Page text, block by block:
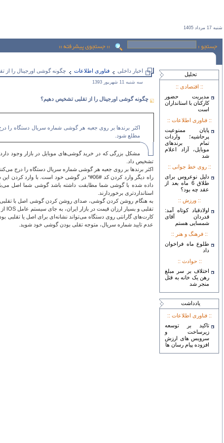
شنبه 17 مرداد 1405
اخبار داخلی فناوری اطلاعات چگونه گوشی اورجینال را از
سه شنبه 11 شهريور 1393
چگونه گوشی اورجینال را از تقلبی تشخیص دهیم؟
اکثر برندها بر روی جعبه هر گوشی شماره سریال دستگاه را
مطلع شود.
مشکل بزرگی که در خرید گوشی‌های موبایل در بازار وجود
تشخیص داد.
اکثر برندها بر روی جعبه هر گوشی شماره سریال دستگاه را درج
داده شده با گوشی شما مطابقت داشته باشد گوشی شما اصل
استانداردتری برخوردارند.
تقلبی و بسیار ارزان قیمت در بازار ایران، به جای سیستم عامل IOS از سیستم عامل ANDROID استفاده می‌شود.
کارت‌های گارانتی روی دستگاه می‌تواند نشانه‌ای برای اصل یا
عدم تایید شماره سریال، متوجه تقلی بودن گوشی خود شوید.
تحليل
:: اقتصادی ::
مدیریت حضور
کارکنان با استانداران
است
:: فناوری اطلاعات ::
پایان ممنوعیت
پرحاشیه؛ واردات
تمام برندهای
موبایل، آزاد اعلام
شد
:: روی خط جوانی ::
دلیل نوعروس برای
طلاق 6 ماه بعد از
عقد چه بود؟
:: ورزش ::
اولادقباد کوتاه آمد:
قدردان آقای
شمسایی هستم
:: فرهنگ و هنر ::
طلوع ماه فراخوان
داد
:: حوادث ::
اختلاف بر سر مبلغ
رهن یک خانه به قتل
منجر شد
يادداشت
:: فناوری اطلاعات ::
تاکید بر توسعه
زیرساخت و
سرویس های ارزش
افزوده پیام رسان ها